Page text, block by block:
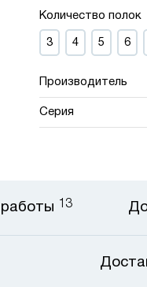
Количество полок
3 4 5 6
Производитель
Серия
13